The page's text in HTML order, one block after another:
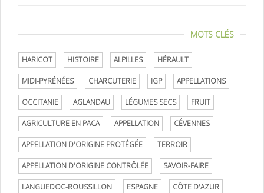
MOTS CLÉS
HARICOT HISTOIRE ALPILLES HÉRAULT
MIDI-PYRÉNÉES CHARCUTERIE IGP APPELLATIONS
OCCITANIE AGLANDAU LÉGUMES SECS FRUIT
AGRICULTURE EN PACA APPELLATION CÉVENNES
APPELLATION D'ORIGINE PROTÉGÉE TERROIR
APPELLATION D'ORIGINE CONTRÔLÉE SAVOIR-FAIRE
LANGUEDOC-ROUSSILLON ESPAGNE CÔTE D'AZUR